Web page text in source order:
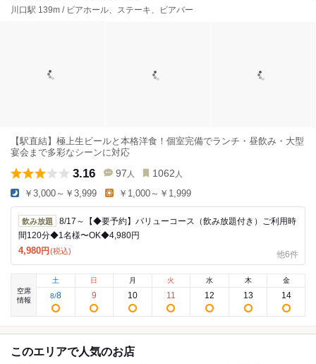
川口駅 139m / ビアホール、ステーキ、ビアバー
【駅直結】極上生ビールと本格洋食！個室完備でランチ・昼飲み・大型
宴会まで多彩なシーンに対応
3.16 97 人 1062 人
￥3,000～￥3,999 ￥1,000～￥1,999
飲み放題
8/17～【◆要予約】バリューコース（飲み放題付き）ご利用時
間120分◆1名様〜OK◆4,980円
4,980円 (税込) 他6件
空席
情報
土
8/8
日
9
月
10
火
11
水
12
木
13
金
14
このエリアで人気のお店